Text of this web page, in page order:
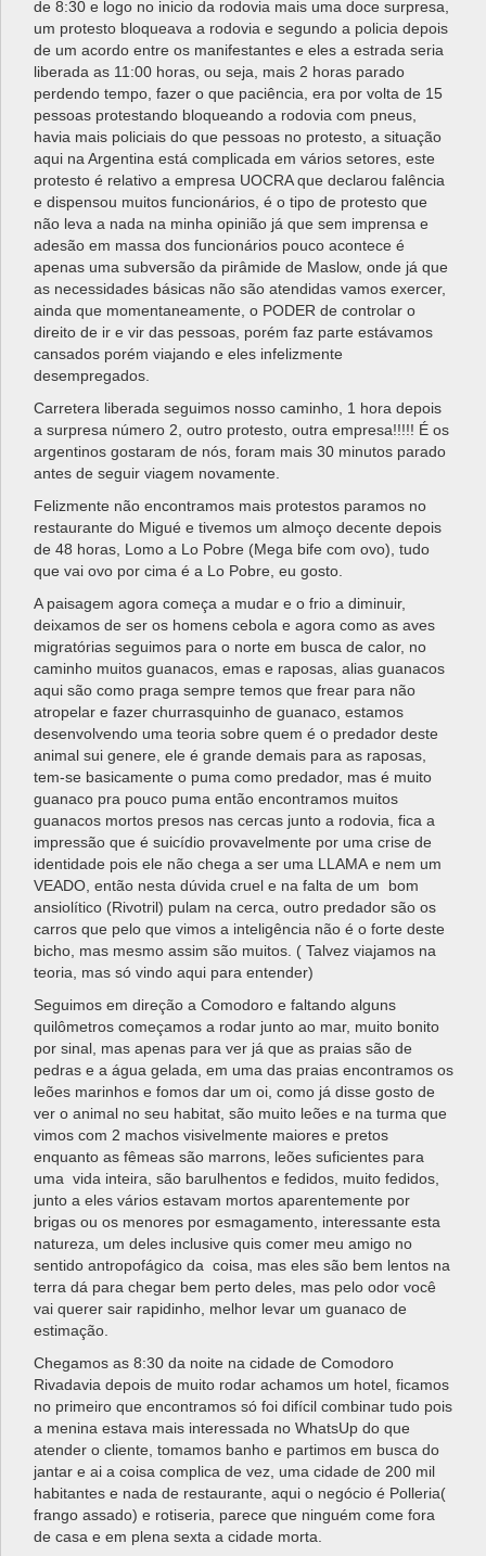
de 8:30 e logo no inicio da rodovia mais uma doce surpresa,
um protesto bloqueava a rodovia e segundo a policia depois
de um acordo entre os manifestantes e eles a estrada seria
liberada as 11:00 horas, ou seja, mais 2 horas parado
perdendo tempo, fazer o que paciência, era por volta de 15
pessoas protestando bloqueando a rodovia com pneus,
havia mais policiais do que pessoas no protesto, a situação
aqui na Argentina está complicada em vários setores, este
protesto é relativo a empresa UOCRA que declarou falência
e dispensou muitos funcionários, é o tipo de protesto que
não leva a nada na minha opinião já que sem imprensa e
adesão em massa dos funcionários pouco acontece é
apenas uma subversão da pirâmide de Maslow, onde já que
as necessidades básicas não são atendidas vamos exercer,
ainda que momentaneamente, o PODER de controlar o
direito de ir e vir das pessoas, porém faz parte estávamos
cansados porém viajando e eles infelizmente
desempregados.
Carretera liberada seguimos nosso caminho, 1 hora depois
a surpresa número 2, outro protesto, outra empresa!!!!! É os
argentinos gostaram de nós, foram mais 30 minutos parado
antes de seguir viagem novamente.
Felizmente não encontramos mais protestos paramos no
restaurante do Migué e tivemos um almoço decente depois
de 48 horas, Lomo a Lo Pobre (Mega bife com ovo), tudo
que vai ovo por cima é a Lo Pobre, eu gosto.
A paisagem agora começa a mudar e o frio a diminuir,
deixamos de ser os homens cebola e agora como as aves
migratórias seguimos para o norte em busca de calor, no
caminho muitos guanacos, emas e raposas, alias guanacos
aqui são como praga sempre temos que frear para não
atropelar e fazer churrasquinho de guanaco, estamos
desenvolvendo uma teoria sobre quem é o predador deste
animal sui genere, ele é grande demais para as raposas,
tem-se basicamente o puma como predador, mas é muito
guanaco pra pouco puma então encontramos muitos
guanacos mortos presos nas cercas junto a rodovia, fica a
impressão que é suicídio provavelmente por uma crise de
identidade pois ele não chega a ser uma LLAMA e nem um
VEADO, então nesta dúvida cruel e na falta de um bom
ansiolítico (Rivotril) pulam na cerca, outro predador são os
carros que pelo que vimos a inteligência não é o forte deste
bicho, mas mesmo assim são muitos. ( Talvez viajamos na
teoria, mas só vindo aqui para entender)
Seguimos em direção a Comodoro e faltando alguns
quilômetros começamos a rodar junto ao mar, muito bonito
por sinal, mas apenas para ver já que as praias são de
pedras e a água gelada, em uma das praias encontramos os
leões marinhos e fomos dar um oi, como já disse gosto de
ver o animal no seu habitat, são muito leões e na turma que
vimos com 2 machos visivelmente maiores e pretos
enquanto as fêmeas são marrons, leões suficientes para
uma vida inteira, são barulhentos e fedidos, muito fedidos,
junto a eles vários estavam mortos aparentemente por
brigas ou os menores por esmagamento, interessante esta
natureza, um deles inclusive quis comer meu amigo no
sentido antropofágico da coisa, mas eles são bem lentos na
terra dá para chegar bem perto deles, mas pelo odor você
vai querer sair rapidinho, melhor levar um guanaco de
estimação.
Chegamos as 8:30 da noite na cidade de Comodoro
Rivadavia depois de muito rodar achamos um hotel, ficamos
no primeiro que encontramos só foi difícil combinar tudo pois
a menina estava mais interessada no WhatsUp do que
atender o cliente, tomamos banho e partimos em busca do
jantar e ai a coisa complica de vez, uma cidade de 200 mil
habitantes e nada de restaurante, aqui o negócio é Polleria(
frango assado) e rotiseria, parece que ninguém come fora
de casa e em plena sexta a cidade morta.